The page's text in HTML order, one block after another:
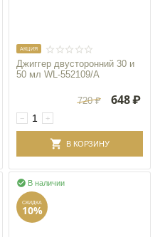
AКЦИЯ
Джиггер двусторонний 30 и
50 мл WL‑552109/A
+
−
720 ₽ 648₽
В КОРЗИНУ
В наличии

СКИДКА
10%